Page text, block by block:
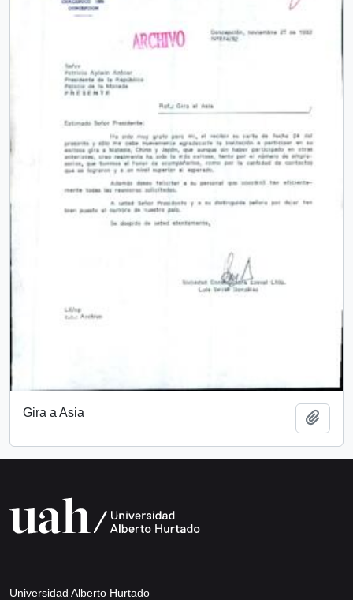
Gira a Asia
Universidad Alberto Hurtado